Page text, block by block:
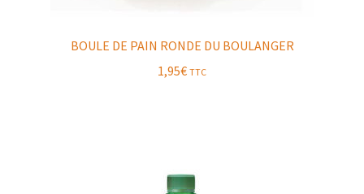
BOULE DE PAIN RONDE DU BOULANGER
1,95€ TTC